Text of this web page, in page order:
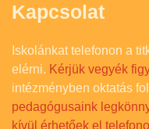
Kapcsolat
Iskolánkat telefonon a
elérni. Kérjük vegyék
intézményben oktatás
pedagógusaink
kívül érhetőek el